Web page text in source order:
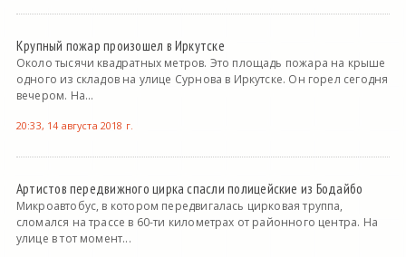
Крупный пожар произошел в Иркутске
Около тысячи квадратных метров. Это площадь пожара на крыше
одного из складов на улице Сурнова в Иркутске. Он горел сегодня
вечером. На...
20:33, 14 августа 2018 г.
Артистов передвижного цирка спасли полицейские из Бодайбо
Микроавтобус, в котором передвигалась цирковая труппа,
сломался на трассе в 60-ти километрах от районного центра. На
улице в тот момент...